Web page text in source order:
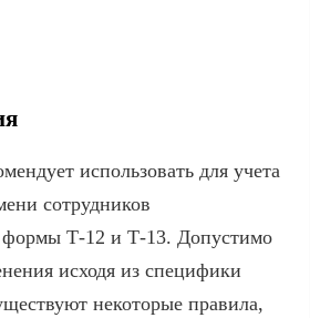
использовать для учета
сотрудников
Т-12 и Т-13. Допустимо
исходя из специфики
некоторые правила,